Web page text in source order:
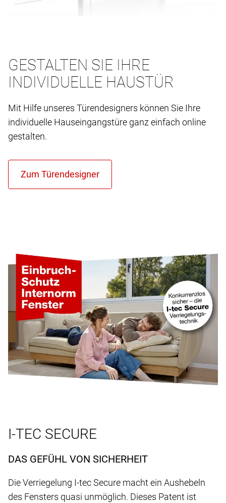
GESTALTEN SIE IHRE
INDIVIDUELLE HAUSTÜR
Mit Hilfe unseres Türendesigners können Sie Ihre
individuelle Hauseingangstüre ganz einfach online
gestalten.
I-TEC SECURE
DAS GEFÜHL VON SICHERHEIT
Die Verriegelung I-tec Secure macht ein Aushebeln
des Fensters quasi unmöglich. Dieses Patent ist